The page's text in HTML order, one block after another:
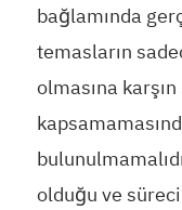
bağlamında
temasların
olmasına
olduğu ve